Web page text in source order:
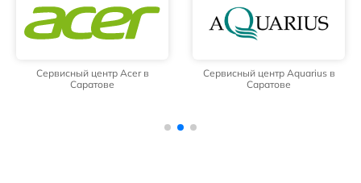
Сервисный центр Acer в
Саратове
Сервисный центр Aquarius в
Саратове